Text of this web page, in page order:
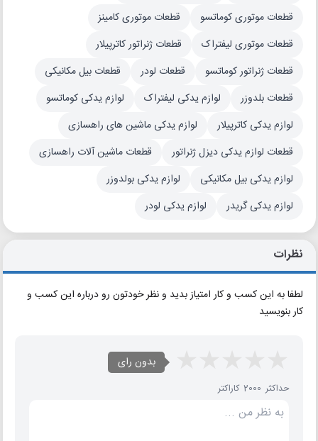
قطعات موتوری کوماتسو
قطعات موتوری کامینز
قطعات موتوری لیفتراک
قطعات ژنراتور کاترپیلار
قطعات ژنراتور کوماتسو
قطعات لودر
قطعات بیل مکانیکی
قطعات بلدوزر
لوازم یدکی لیفتراک
لوازم یدکی کوماتسو
لوازم یدکی کاترپیلار
لوازم یدکی ماشین های راهسازی
قطعات لوازم یدکی دیزل ژنراتور
قطعات ماشین آلات راهسازی
لوازم یدکی بیل مکانیکی
لوازم یدکی بولدوزر
لوازم یدکی گریدر
لوازم یدکی لودر
نظرات
لطفا به این کسب و کار امتیاز بدید و نظر خودتون رو درباره این کسب و
کار بنویسید
بدون رای
حداکثر 2000 کاراکتر